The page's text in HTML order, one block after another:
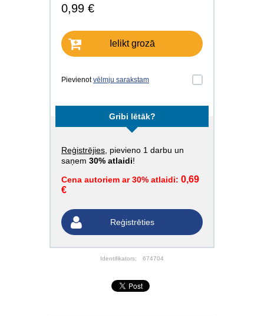
0,99 €
Ielikt grozā
Pievienotvēlmju sarakstam
Gribi lētāk?
Reģistrējies , pievieno 1 darbu un
saņem 30% atlaidi!
Cena autoriem ar 30% atlaidi: 0,69
€
Reģistrēties
Identifikators: 674704